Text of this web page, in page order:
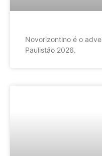
Novorizontino é o
Paulistão 2026.